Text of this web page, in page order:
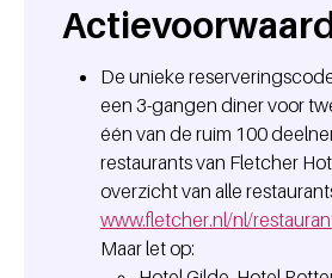
De unieke
een 3-gangen diner voor
één van de ruim 100
restaurants van Fletcher
overzicht van alle
www.fletcher.nl/nl/
Maar let op: